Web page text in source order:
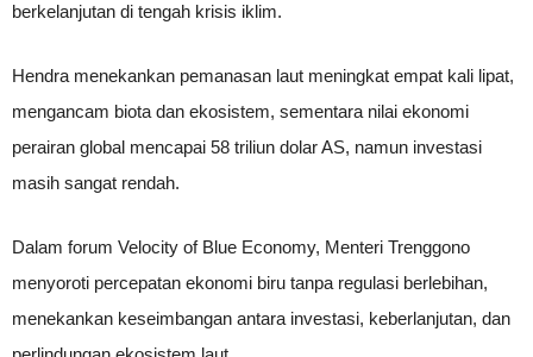
berkelanjutan di tengah krisis iklim.
Hendra menekankan pemanasan laut meningkat empat kali lipat,
mengancam biota dan ekosistem, sementara nilai ekonomi
perairan global mencapai 58 triliun dolar AS, namun investasi
masih sangat rendah.
Dalam forum Velocity of Blue Economy, Menteri Trenggono
menyoroti percepatan ekonomi biru tanpa regulasi berlebihan,
menekankan keseimbangan antara investasi, keberlanjutan, dan